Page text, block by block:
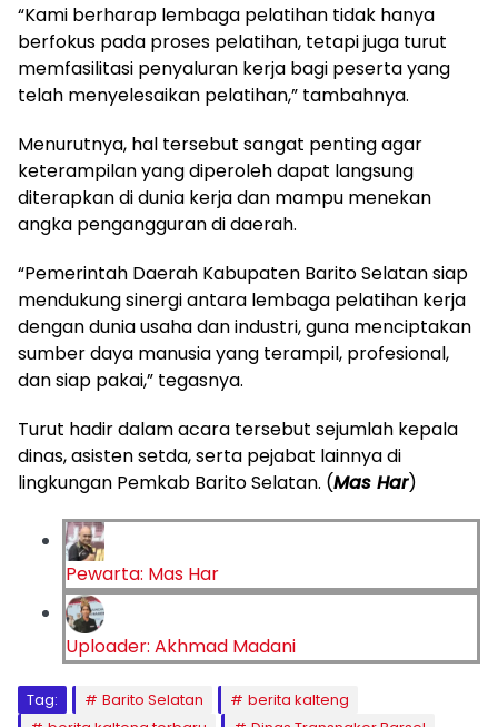
“Kami berharap lembaga pelatihan tidak hanya
berfokus pada proses pelatihan, tetapi juga turut
memfasilitasi penyaluran kerja bagi peserta yang
telah menyelesaikan pelatihan,” tambahnya.
Menurutnya, hal tersebut sangat penting agar
keterampilan yang diperoleh dapat langsung
diterapkan di dunia kerja dan mampu menekan
angka pengangguran di daerah.
“Pemerintah Daerah Kabupaten Barito Selatan siap
mendukung sinergi antara lembaga pelatihan kerja
dengan dunia usaha dan industri, guna menciptakan
sumber daya manusia yang terampil, profesional,
dan siap pakai,” tegasnya.
Turut hadir dalam acara tersebut sejumlah kepala
dinas, asisten setda, serta pejabat lainnya di
lingkungan Pemkab Barito Selatan. (Mas Har)
Pewarta: Mas Har
Uploader: Akhmad Madani
Tag: Barito Selatan
berita kalteng